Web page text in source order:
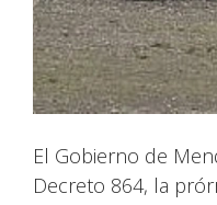
El Gobierno de
Decreto 864, la